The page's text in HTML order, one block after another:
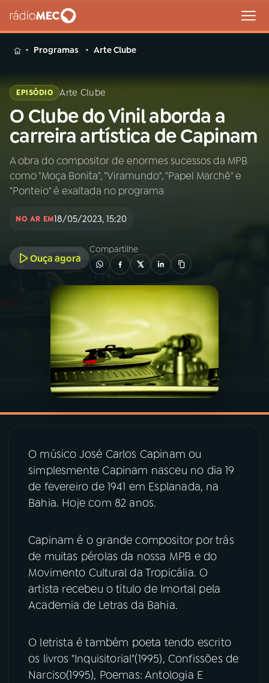
MENU
Buscar
na
Rádio
MEC
Buscar
Início AO VIVO
01INÍCIO
02A RÁDIO
PROGRAMAÇÃO
PROGRAMAS
PODCASTS
06VIDEOCASTS
07 ÚLTIMAS
PRÊMIO RÁDIO MEC
ACOMPANHE A RÁDIO MEC
Facebook
Instagram X
Programas Arte Clube
EPISÓDIO Arte Clube
O Clube do Vinil aborda a
carreira artística de Capinam
A obra do compositor de enormes sucessos da MPB
como "Moça Bonita", "Viramundo", "Papel Marchê" e
"Ponteio" é exaltada no programa
NO AR EM18/05/2023, 15:20
Ouça agora
Compartilhe
O músico José Carlos Capinam ou
simplesmente Capinam nasceu no dia 19
de fevereiro de 1941 em Esplanada, na
Bahia. Hoje com 82 anos.
Capinam é o grande compositor por trás
de muitas pérolas da nossa MPB e do
Movimento Cultural da Tropicália. O
artista recebeu o título de Imortal pela
Academia de Letras da Bahia.
O letrista é também poeta tendo escrito
os livros "Inquisitorial"(1995), Confissões de
Narciso(1995), Poemas: Antologia E